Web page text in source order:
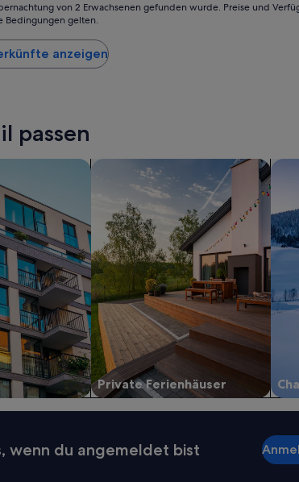
von 2 Erwachsenen gefunden wurde. Preise und
Bedingungen gelten.
anzeigen
passen
Private Ferienhäuser
Suche nach privaten Ferienhäusern
wenn du angemeldet bist